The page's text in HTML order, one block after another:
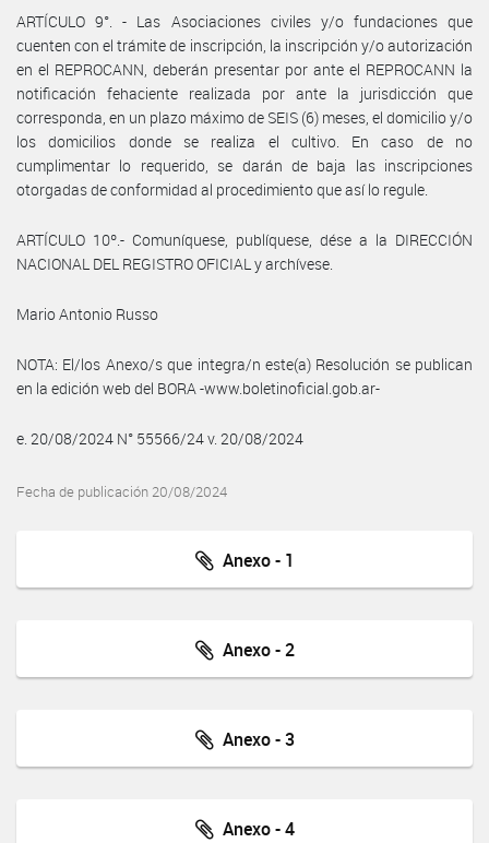
ARTÍCULO 9°. - Las Asociaciones civiles y/o fundaciones que
cuenten con el trámite de inscripción, la inscripción y/o autorización
en el REPROCANN, deberán presentar por ante el REPROCANN la
notificación fehaciente realizada por ante la jurisdicción que
corresponda, en un plazo máximo de SEIS (6) meses, el domicilio y/o
los domicilios donde se realiza el cultivo. En caso de no
cumplimentar lo requerido, se darán de baja las inscripciones
otorgadas de conformidad al procedimiento que así lo regule.
ARTÍCULO 10º.- Comuníquese, publíquese, dése a la DIRECCIÓN
NACIONAL DEL REGISTRO OFICIAL y archívese.
Mario Antonio Russo
NOTA: El/los Anexo/s que integra/n este(a) Resolución se publican
en la edición web del BORA -www.boletinoficial.gob.ar-
e. 20/08/2024 N° 55566/24 v. 20/08/2024
Fecha de publicación 20/08/2024
Anexo - 1
Anexo - 2
Anexo - 3
Anexo - 4